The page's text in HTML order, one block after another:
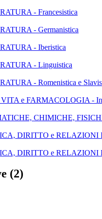
- Francesistica
- Germanistica
- Iberistica
- Linguistica
- Romenistica e
e FARMACOLOGIA -
CHIMICHE,
DIRITTO e RELAZIONI
DIRITTO e RELAZIONI
(2)